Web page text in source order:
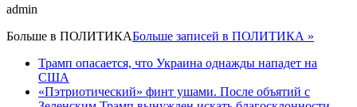
admin
Больше в ПОЛИТИКАБольше записей в ПОЛИТИКА »
Трамп опасается, что Украина однажды нападет на
США
«Пэтриотический» финт ушами. После объятий с